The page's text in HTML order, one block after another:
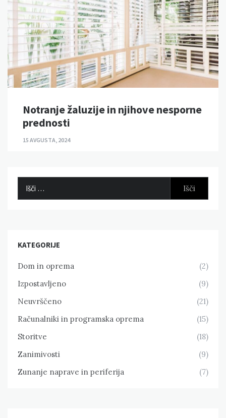
Notranje žaluzije in njihove nesporne
prednosti
15 AVGUSTA, 2024
KATEGORIJE
Dom in oprema
(2)
Izpostavljeno
(9)
Neuvrščeno
(21)
Računalniki in programska oprema
(15)
Storitve
(18)
Zanimivosti
(9)
Zunanje naprave in periferija
(7)